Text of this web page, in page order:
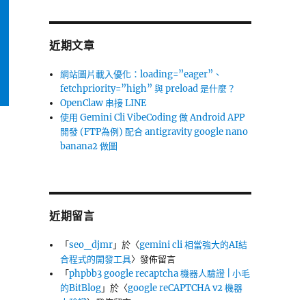
近期文章
網站圖片載入優化：loading=”eager”、
fetchpriority=”high” 與 preload 是什麼？
OpenClaw 串接 LINE
使用 Gemini Cli VibeCoding 做 Android APP
開發 (FTP為例) 配合 antigravity google nano
banana2 做圖
近期留言
「seo_djmr」於〈gemini cli 相當強大的AI結
合程式的開發工具〉發佈留言
「phpbb3 google recaptcha 機器人驗證 | 小毛
的BitBlog」於〈google reCAPTCHA v2 機器